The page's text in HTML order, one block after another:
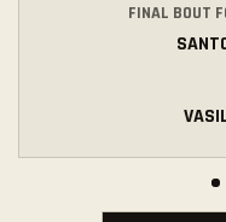
FITKO
PŘÍSPĚVKY
TRÉNINKY
FINAL BOUT